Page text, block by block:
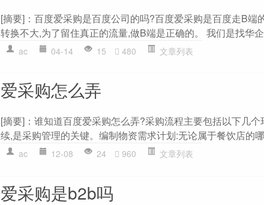
[摘要]：百度爱采购是百度公司的吗?百度爱采购是百度走B端
转换不大,为了留住真正的流量,做B端是正确的。 我们是找华
ac 04-14 15 480 文章列表
爱采购怎么弄
[摘要]：谁知道百度爱采购怎么弄?采购流程主要包括以下几
续,是采购管理的关键。编制物资需求计划:无论属于餐饮店的
ac 12-08 24 960 文章列表
爱采购是b2b吗